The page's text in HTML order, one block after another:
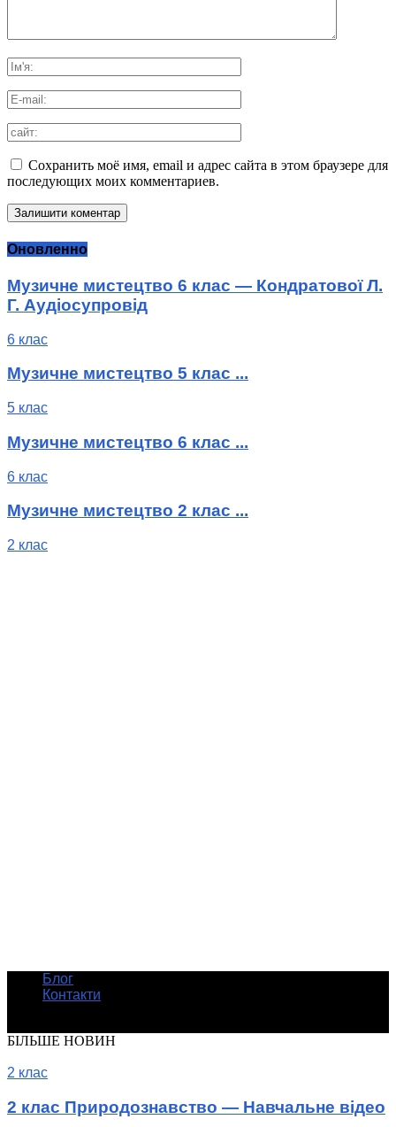
Сохранить моё имя, email и адрес сайта в этом браузере для
последующих моих комментариев.
Оновленно
Музичне мистецтво 6 клас — Кондратової Л.
Г. Аудіосупровід
6 клас
Музичне мистецтво 5 клас ...
5 клас
Музичне мистецтво 6 клас ...
6 клас
Музичне мистецтво 2 клас ...
2 клас
Блог
Контакти
БІЛЬШЕ НОВИН
2 клас
2 клас Природознавство — Навчальне відео